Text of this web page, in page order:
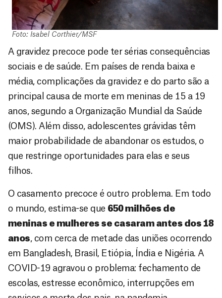
Foto: Isabel Corthier/MSF
A gravidez precoce pode ter sérias consequências
sociais e de saúde. Em países de renda baixa e
média, complicações da gravidez e do parto são a
principal causa de morte em meninas de 15 a 19
anos, segundo a Organização Mundial da Saúde
(OMS). Além disso, adolescentes grávidas têm
maior probabilidade de abandonar os estudos, o
que restringe oportunidades para elas e seus
filhos.
O casamento precoce é outro problema. Em todo
o mundo, estima-se que 650 milhões de
meninas e mulheres se casaram antes dos 18
anos, com cerca de metade das uniões ocorrendo
em Bangladesh, Brasil, Etiópia, Índia e Nigéria. A
COVID-19 agravou o problema: fechamento de
escolas, estresse econômico, interrupções em